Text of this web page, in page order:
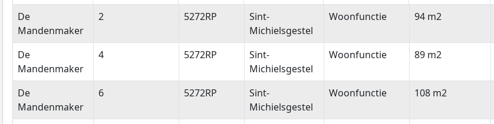
Straatnaam
Huisnummer Postcode Woonplaats Gebruiksdoel Oppervlakte
De
Mandenmaker
2 5272RP
Sint-
Michielsgestel
Woonfunctie 94 m2
De
Mandenmaker
4 5272RP
Sint-
Michielsgestel
Woonfunctie 89 m2
De
Mandenmaker
6 5272RP
Sint-
Michielsgestel
Woonfunctie 108 m2